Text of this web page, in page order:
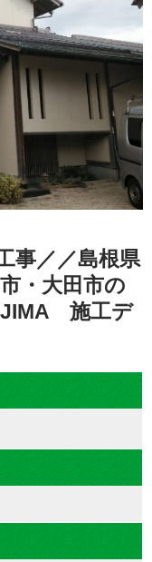
事／／島根県
・大田市の
施工デ